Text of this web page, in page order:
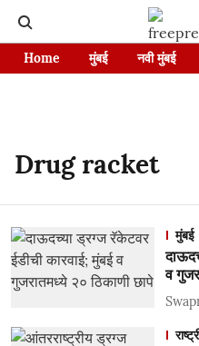
Home मुंबई नवी मुंबई
Drug racket
मुंबई
व